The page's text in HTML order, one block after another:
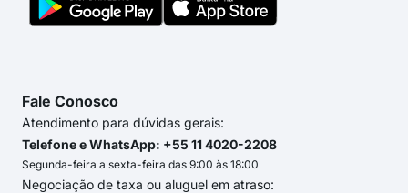
Fale Conosco
Atendimento para dúvidas gerais:
Telefone e WhatsApp: +55 11 4020-2208
Segunda-feira a sexta-feira das 9:00 às 18:00
Negociação de taxa ou aluguel em atraso: